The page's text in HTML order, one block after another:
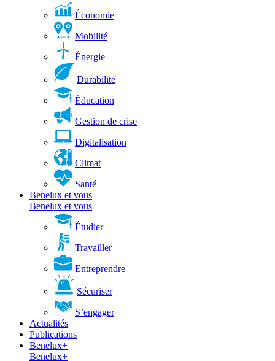
Économie
Mobilité
Énergie
Durabilité
Éducation
Gestion de crise
Digitalisation
Climat
Santé
Benelux et vous
Benelux et vous
Étudier
Travailler
Entreprendre
Sécuriser
S’engager
Actualités
Publications
Benelux+
Benelux+